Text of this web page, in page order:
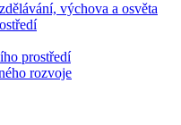
výchova a osvěta
prostředí
rozvoje